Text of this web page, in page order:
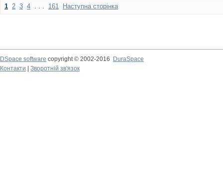
1 2 3 4 . . . 161 Наступна сторінка
DSpace software copyright © 2002-2016
DuraSpace
Контакти
Зворотній зв'язок